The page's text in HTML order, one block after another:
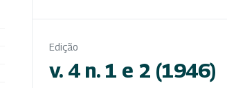
Edição
v. 4 n. 1 e 2 (1946)